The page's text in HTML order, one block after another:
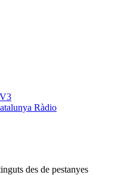
Ràdio
des de pestanyes